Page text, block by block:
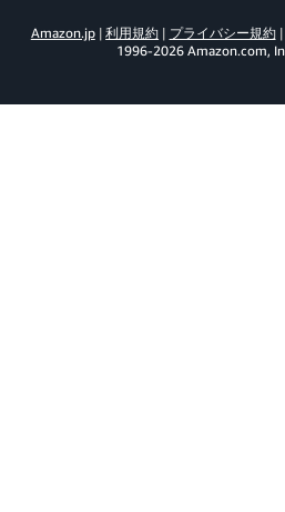
Amazon.jp 利用規約 プライバシー規約
1996-2026 Amazon.com,